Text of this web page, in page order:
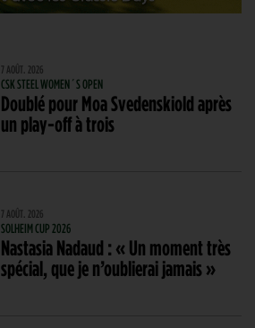
7 AOÛT. 2026
CSK STEEL WOMEN´S OPEN
Doublé pour Moa Svedenskiold après
un play-off à trois
7 AOÛT. 2026
SOLHEIM CUP 2026
Nastasia Nadaud : « Un moment très
spécial, que je n’oublierai jamais »